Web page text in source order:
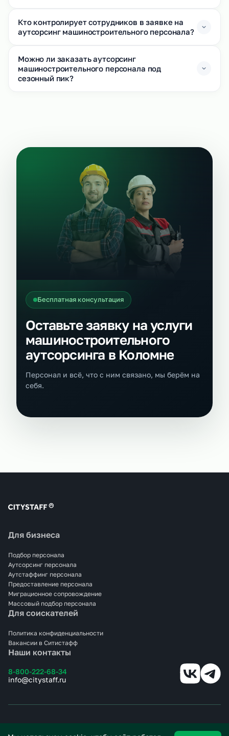
Кто контролирует сотрудников в заявке на
аутсорсинг машиностроительного персонала?
Можно ли заказать аутсорсинг
машиностроительного персонала под
сезонный пик?
Бесплатная консультация
Оставьте заявку на услуги
машиностроительного
аутсорсинга в Коломне
Персонал и всё, что с ним связано, мы берём на
себя.
Наши контакты
8-800-222-68-34
info@citystaff.ru
Для бизнеса
Подбор персонала
Аутсорсинг персонала
Аутстаффинг персонала
Предоставление персонала
Миграционное сопровождение
Массовый подбор персонала
Для соискателей
Политика конфиденциальности
Вакансии в Ситистафф